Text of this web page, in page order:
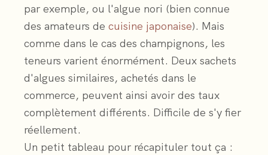
par exemple, ou l'algue nori (bien connue
des amateurs de cuisine japonaise). Mais
comme dans le cas des champignons, les
teneurs varient énormément. Deux sachets
d'algues similaires, achetés dans le
commerce, peuvent ainsi avoir des taux
complètement différents. Difficile de s'y fier
réellement.
Un petit tableau pour récapituler tout ça :